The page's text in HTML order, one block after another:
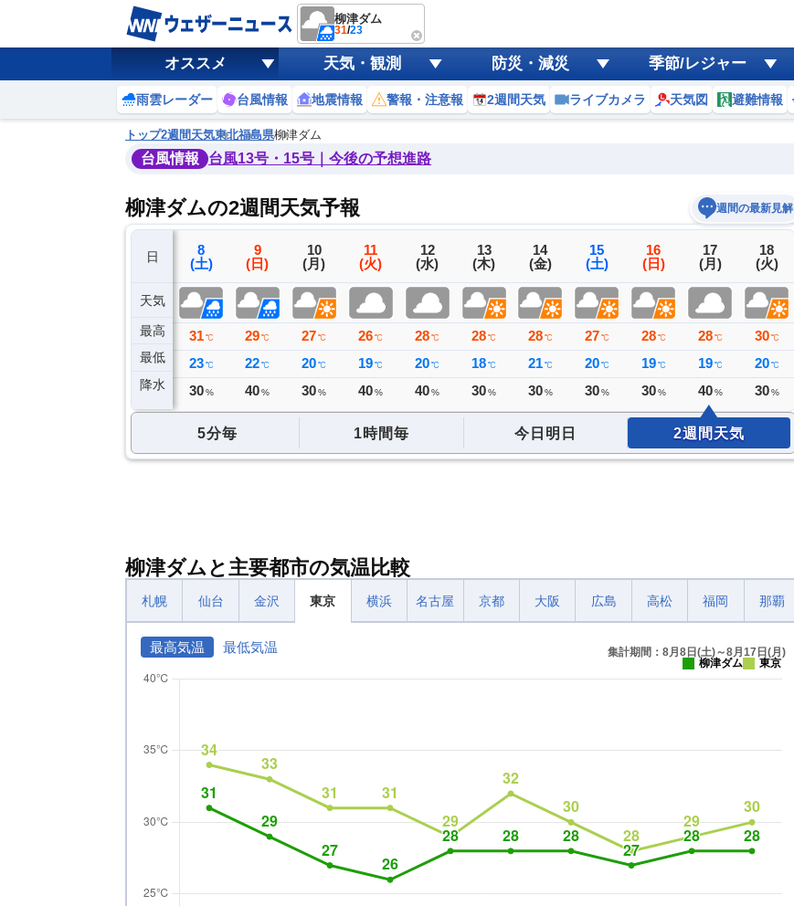
柳津ダム
31/23
オススメ 天気・観測 防災・減災 季節/レジャー
雨雲レーダー 台風情報 地震情報 警報・注意報 2週間天気 ライブカメラ 天気図 避難情報
トップ2週間天気東北福島県柳津ダム
台風情報 台風13号・15号｜今後の予想進路
柳津ダムの2週間天気予報 週間の最新見解
日
天気
最高
最低
降水
7
(金)
34℃
22℃
ミリ
8
(土)
31 ℃
23 ℃
30 %
9
(日)
29 ℃
22 ℃
40 %
10
(月)
27 ℃
20 ℃
30 %
11
(火)
26 ℃
19 ℃
40 %
12
(水)
28℃
20℃
40%
13
(木)
28℃
18℃
30%
14
(金)
28℃
21℃
30%
15
(土)
27℃
20℃
30%
16
(日)
28 ℃
19 ℃
30 %
17
(月)
28 ℃
19 ℃
40 %
18
(火)
30 ℃
20 ℃
30 %
5分毎 1時間毎 今日明日 2週間天気
柳津ダムと主要都市の気温比較
札幌 仙台 金沢 東京 横浜 名古屋 京都 大阪 広島 高松 福岡 那覇
最高気温 最低気温
集計期間：8月8日(土)～8月17日(月)
柳津ダム
東京